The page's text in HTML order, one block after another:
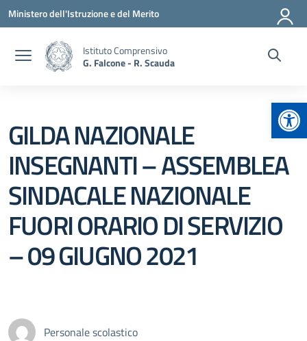
Vai ai contenuti
Vai al menu di navigazione
Vai al footer
Ministero dell'Istruzione e del Merito
Istituto Comprensivo
G. Falcone - R. Scauda
GILDA NAZIONALE
INSEGNANTI – ASSEMBLEA
SINDACALE NAZIONALE
FUORI ORARIO DI SERVIZIO
– 09 GIUGNO 2021
Personale scolastico